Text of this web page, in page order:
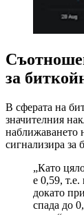
за
В сферата на
значителния
наближаването
сигнализира за
„Като
е 0,59,
докато
спада до